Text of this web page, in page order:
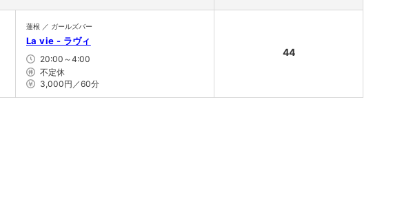
蓮根 ／ ガールズバー
La vie - ラヴィ
20:00～4:00
不定休
3,000円／60分
44